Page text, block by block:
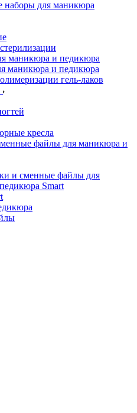
наборы для маникюра
маникюра и педикюра
маникюра и педикюра
гель-лаков
кресла
файлы для маникюра и
и сменные файлы для
Smart